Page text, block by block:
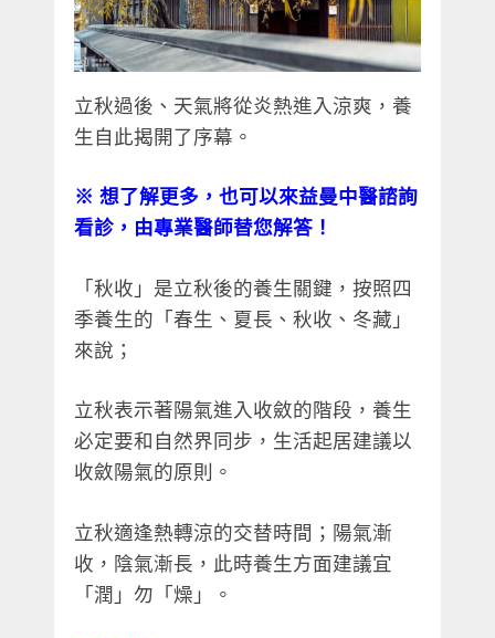
立秋過後、天氣將從炎熱進入涼爽，養
生自此揭開了序幕。
※ 想了解更多，也可以來益曼中醫諮詢
看診，由專業醫師替您解答！
「秋收」是立秋後的養生關鍵，按照四
季養生的「春生、夏長、秋收、冬藏」
來說；
立秋表示著陽氣進入收斂的階段，養生
必定要和自然界同步，生活起居建議以
收斂陽氣的原則。
立秋適逢熱轉涼的交替時間；陽氣漸
收，陰氣漸長，此時養生方面建議宜
「潤」勿「燥」。